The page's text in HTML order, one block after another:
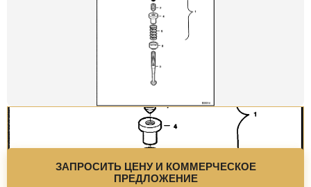
ЗАПРОСИТЬ ЦЕНУ И КОММЕРЧЕСКОЕ
ПРЕДЛОЖЕНИЕ